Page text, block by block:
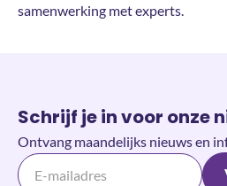
samenwerking met experts.
Schrijf je in voor onze
Ontvang maandelijks nieuws en